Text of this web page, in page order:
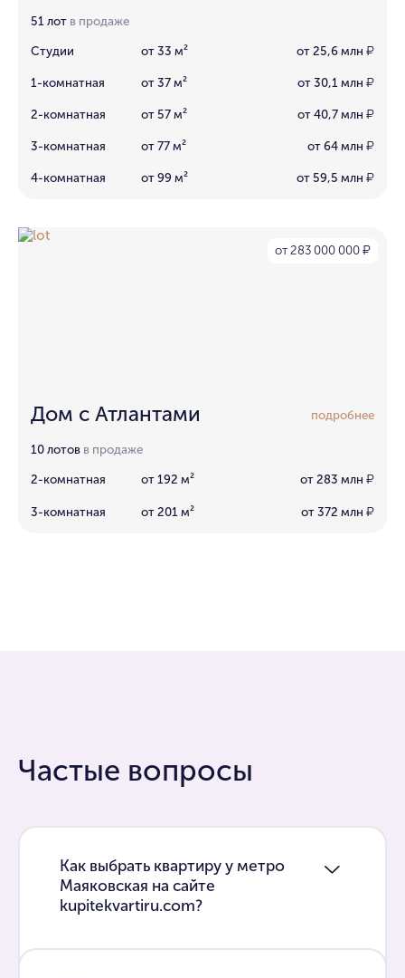
51 лот в продаже
Студии от 33 м² от 25,6 млн ₽
1-комнатная от 37 м² от 30,1 млн ₽
2-комнатная от 57 м² от 40,7 млн ₽
3-комнатная от 77 м² от 64 млн ₽
4-комнатная от 99 м² от 59,5 млн ₽
от 283 000 000 ₽
Дом с Атлантами подробнее
10 лотов в продаже
2-комнатная от 192 м² от 283 млн ₽
3-комнатная от 201 м² от 372 млн ₽
Частые вопросы
Как выбрать квартиру у метро
Маяковская на сайте
kupitekvartiru.com?